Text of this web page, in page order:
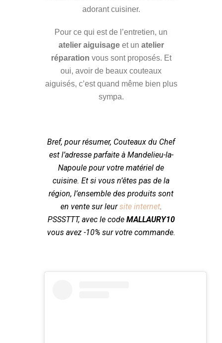
adorant cuisiner.
Pour ce qui est de l’entretien, un
atelier aiguisageet un atelier
réparation vous sont proposés. Et
oui, avoir de beaux couteaux
aiguisés, c’est quand même bien plus
sympa.
Bref, pour résumer, Couteaux du Chef
est l’adresse parfaite à Mandelieu-la-
Napoule pour votre matériel de
cuisine. Et si vous n’êtes pas de la
région, l’ensemble des produits sont
en vente sur leursite internet.
PSSSTTT, avec le code MALLAURY10
vous avez -10% sur votre commande.